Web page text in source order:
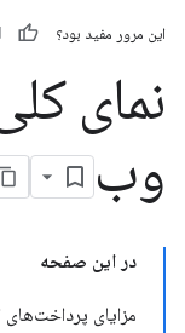
این مرور مفید بود؟
نمای
وب
در این صفحه
مزایای پرداخت‌های